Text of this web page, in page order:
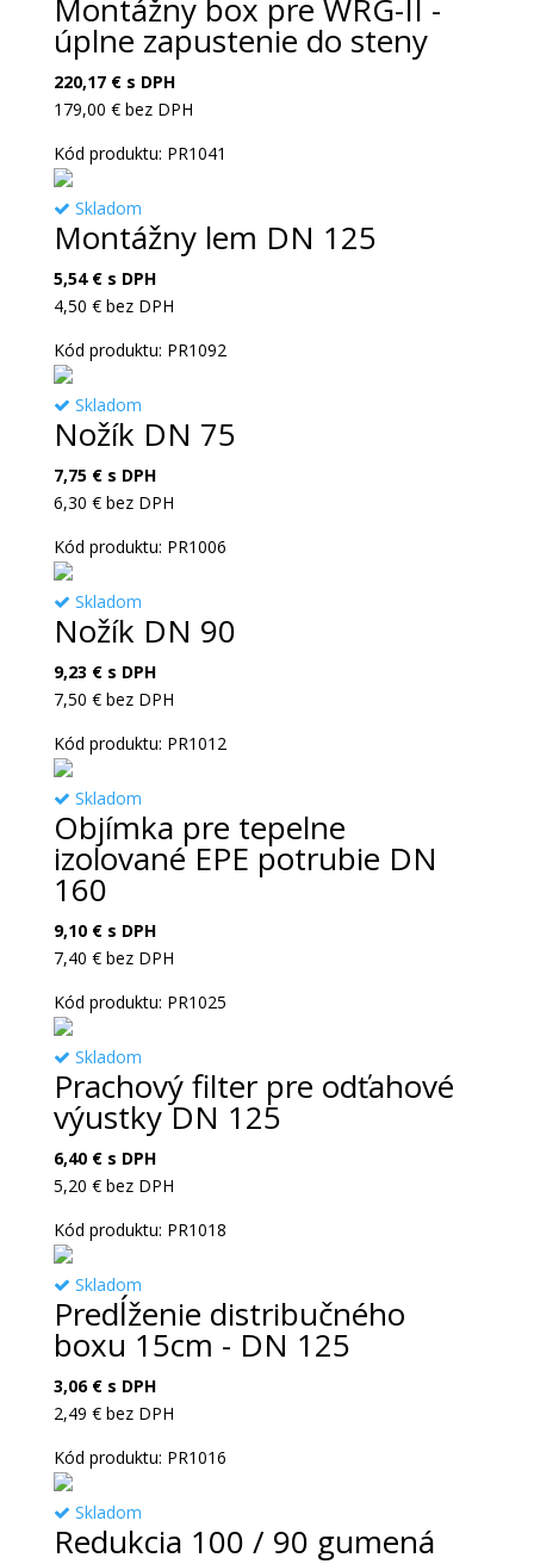
Montážny box pre WRG-II -
úplne zapustenie do steny
220,17 €s DPH
179,00 €bez DPH
Kód produktu: PR1041
Skladom
Montážny lem DN 125
5,54 €s DPH
4,50 €bez DPH
Kód produktu: PR1092
Skladom
Nožík DN 75
7,75 €s DPH
6,30 €bez DPH
Kód produktu: PR1006
Skladom
Nožík DN 90
9,23 €s DPH
7,50 €bez DPH
Kód produktu: PR1012
Skladom
Objímka pre tepelne
izolované EPE potrubie DN
160
9,10 €s DPH
7,40 €bez DPH
Kód produktu: PR1025
Skladom
Prachový filter pre odťahové
výustky DN 125
6,40 €s DPH
5,20 €bez DPH
Kód produktu: PR1018
Skladom
Predĺženie distribučného
boxu 15cm - DN 125
3,06 €s DPH
2,49 €bez DPH
Kód produktu: PR1016
Skladom
Redukcia 100 / 90 gumená